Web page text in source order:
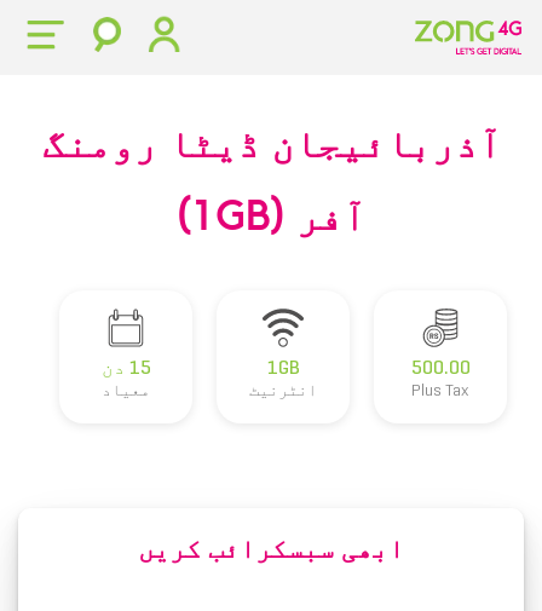
آذربائیجان ڈیٹا رومنگ
آفر (1GB)
500.00
Plus Tax
1GB
انٹرنیٹ
15 دن
معیاد
ابھی سبسکرائب کریں